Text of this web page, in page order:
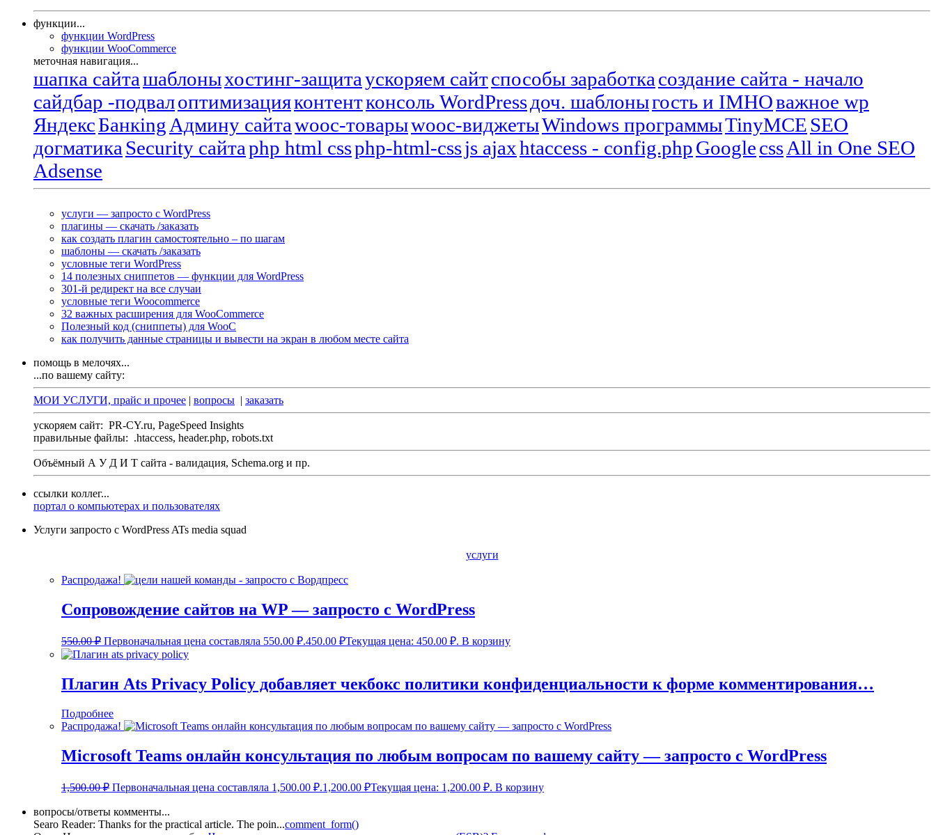
функции...
функции WordPress
функции WooCommerce
меточная навигация...
шапка сайташаблоныхостинг-защитаускоряем сайтспособы заработкасоздание сайта - начало
сайдбар -подвалоптимизацияконтентконсоль WordPressдоч. шаблоныгость и IMHOважное wp
ЯндексБанкingАдмину сайтаwooc-товарыwooc-виджетыWindows программыTinyMCE SEO
догматикаSecurity сайтаphp html cssphp-html-cssjs ajaxhtaccess - config.phpGooglecssAll in One SEO
Adsense
услуги — запросто с WordPress
плагины — скачать /заказать
как создать плагин самостоятельно – по шагам
шаблоны — скачать /заказать
условные теги WordPress
14 полезных сниппетов — функции для WordPress
301-й редирект на все случаи
условные теги Woocommerce
32 важных расширения для WooCommerce
Полезный код (сниппеты) для WooC
как получить данные страницы и вывести на экран в любом месте сайта
помощь в мелочях...
...по вашему сайту:
МОИ УСЛУГИ, прайс и прочее | вопросы | заказать
ускоряем сайт: PR-CY.ru, PageSpeed Insights
правильные файлы: .htaccess, header.php, robots.txt
Объёмный А У Д И Т сайта - валидация, Schema.org и пр.
ссылки коллег...
портал о компьютерах и пользователях
Услуги запросто с WordPress ATs media squad
услуги
Распродажа!
Сопровождение сайтов на WP — запросто с WordPress
550.00₽ Первоначальная цена составляла 550.00 ₽.450.00 ₽Текущая цена: 450.00 ₽. В корзину
Плагин Ats Privacy Policy добавляет чекбокс политики конфиденциальности к форме комментирования…
Подробнее
Распродажа!
Microsoft Teams онлайн консультация по любым вопросам по вашему сайту — запросто с WordPress
1,500.00₽ Первоначальная цена составляла 1,500.00 ₽.1,200.00 ₽Текущая цена: 1,200.00 ₽. В корзину
вопросы/ответы комменты...
Searo Reader: Thanks for the practical article. The poin...comment_form()